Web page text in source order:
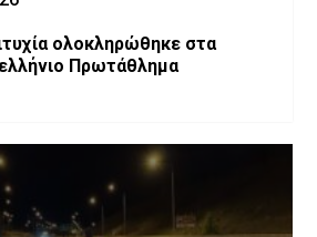
ολοκληρώθηκε στα
Πρωτάθλημα